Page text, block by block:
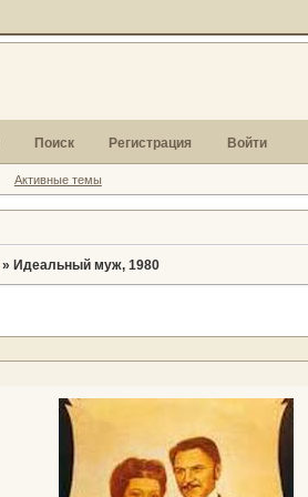
Поиск Регистрация Войти
Активные темы
» Идеальный муж, 1980